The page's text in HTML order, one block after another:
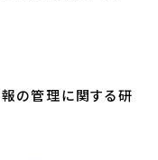
の管理に関する研